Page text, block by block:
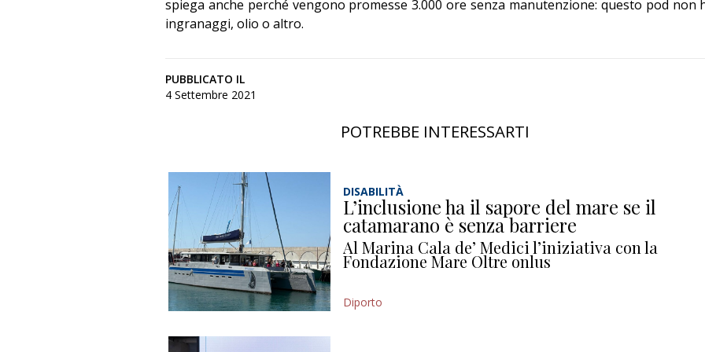
spiega anche perché vengono promesse 3.000 ore senza manutenzione: questo pod non
ingranaggi, olio o altro.
PUBBLICATO IL
4 Settembre 2021
POTREBBE INTERESSARTI
DISABILITÀ
L’inclusione ha il sapore del mare se il
catamarano è senza barriere
Al Marina Cala de’ Medici l’iniziativa con la
Fondazione Mare Oltre onlus
Diporto